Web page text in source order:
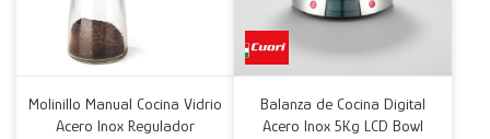
Molinillo Manual Cocina Vidrio
Acero Inox Regulador
Balanza de Cocina Digital
Acero Inox 5Kg LCD Bowl